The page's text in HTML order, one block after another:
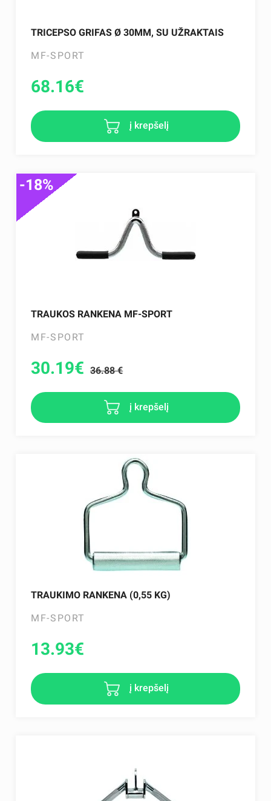
TRICEPSO GRIFAS Ø 30MM, SU UŽRAKTAIS
MF-SPORT
68.16€
į krepšelį
TRAUKOS RANKENA MF-SPORT
MF-SPORT
-18%
30.19€ 36.88 €
į krepšelį
TRAUKIMO RANKENA (0,55 KG)
MF-SPORT
13.93€
į krepšelį